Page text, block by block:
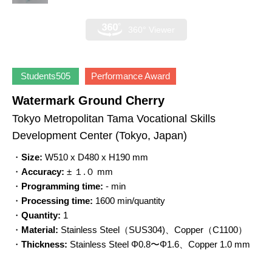
Students505 Performance Award
Watermark Ground Cherry
Tokyo Metropolitan Tama Vocational Skills
Development Center (Tokyo, Japan)
・ Size: W510 x D480 x H190 mm
・ Accuracy: ± １.０ mm
・ Programming time: - min
・ Processing time: 1600 min/quantity
・ Quantity: 1
・ Material: Stainless Steel（SUS304)、Copper（C1100）
・ Thickness: Stainless Steel Φ0.8〜Φ1.6、Copper 1.0 mm